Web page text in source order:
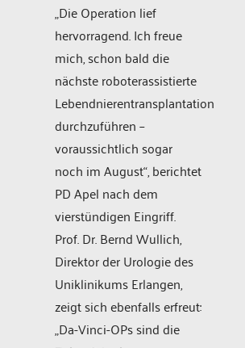
„Die Operation lief
hervorragend. Ich freue
mich, schon bald die
nächste roboterassistierte
Lebendnierentransplantation
durchzuführen –
voraussichtlich sogar
noch im August“, berichtet
PD Apel nach dem
vierstündigen Eingriff.
Prof. Dr. Bernd Wullich,
Direktor der Urologie des
Uniklinikums Erlangen,
zeigt sich ebenfalls erfreut:
„Da-Vinci-OPs sind die